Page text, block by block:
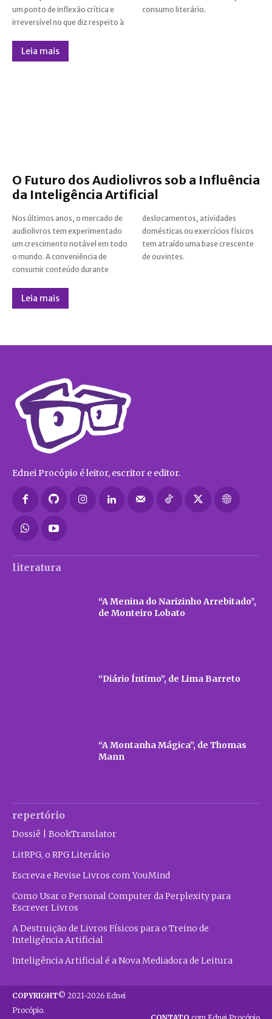
um ponto de inflexão crítica e
irreversível no que diz respeito à
consumo literário.
Leia mais
O Futuro dos Audiolivros sob a Influência
da Inteligência Artificial
Nos últimos anos, o mercado de
audiolivros tem experimentado
um crescimento notável em todo
o mundo. A conveniência de
consumir conteúdo durante
deslocamentos, atividades
domésticas ou exercícios físicos
tem atraído uma base crescente
de ouvintes.
Leia mais
Ednei Procópio é leitor, escritor e editor.
literatura
“A Menina do Narizinho Arrebitado”,
de Monteiro Lobato
“Diário Íntimo”, de Lima Barreto
“A Montanha Mágica”, de Thomas
Mann
repertório
Dossiê | BookTranslator
LitRPG, o RPG Literário
Escreva e Revise Livros com YouMind
Como Usar o Personal Computer da Perplexity para
Escrever Livros
A Destruição de Livros Físicos para o Treino de
Inteligência Artificial
Inteligência Artificial é a Nova Mediadora de Leitura
COPYRIGHT© 2021-2026 Ednei
Procópio.